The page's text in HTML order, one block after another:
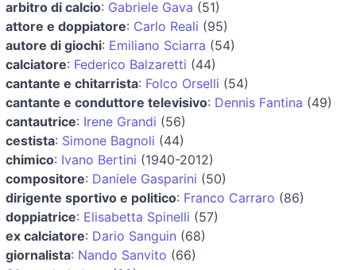
arbitro di calcio: Gabriele Gava (51)
attore e doppiatore: Carlo Reali (95)
autore di giochi: Emiliano Sciarra (54)
calciatore: Federico Balzaretti (44)
cantante e chitarrista: Folco Orselli (54)
cantante e conduttore televisivo: Dennis Fantina (49)
cantautrice: Irene Grandi (56)
cestista: Simone Bagnoli (44)
chimico: Ivano Bertini (1940-2012)
compositore: Daniele Gasparini (50)
dirigente sportivo e politico: Franco Carraro (86)
doppiatrice: Elisabetta Spinelli (57)
ex calciatore: Dario Sanguin (68)
giornalista: Nando Sanvito (66)